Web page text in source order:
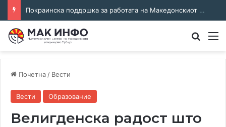
Покраинска поддршка за работата на Македонскиот национален совет: потпишан договор за суфинансирање на активностите
Почетна / Вести
Вести Образование
Велигденска радост што